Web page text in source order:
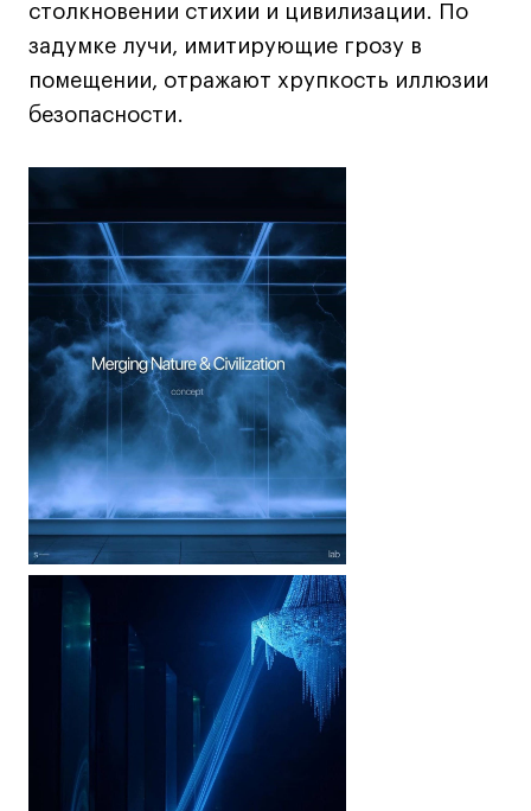
столкновении стихии и цивилизации. По
задумке лучи, имитирующие грозу в
помещении, отражают хрупкость иллюзии
безопасности.